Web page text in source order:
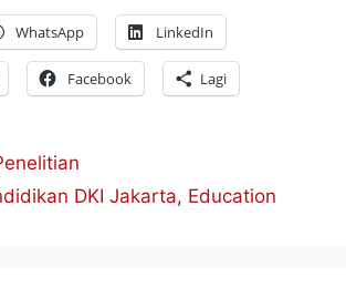
WhatsApp LinkedIn
Facebook Lagi
DKI Jakarta, Education